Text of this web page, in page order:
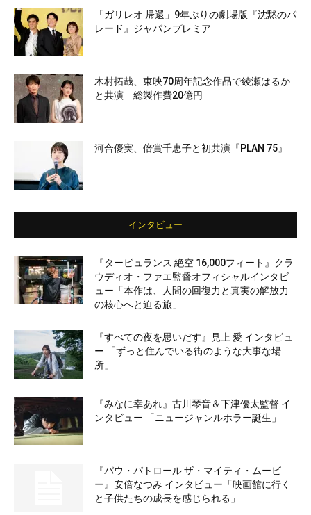
「ガリレオ 帰還」9年ぶりの劇場版『沈黙のパ
レード』ジャパンプレミア
木村拓哉、東映70周年記念作品で綾瀬はるか
と共演 総製作費20億円
河合優実、倍賞千恵子と初共演『PLAN 75』
インタビュー
『タービュランス 絶空 16,000フィート』クラ
ウディオ・ファエ監督オフィシャルインタビ
ュー「本作は、人間の回復力と真実の解放力
の核心へと迫る旅」
『すべての夜を思いだす』見上 愛 インタビュ
ー 「ずっと住んでいる街のような大事な場
所」
『みなに幸あれ』古川琴音＆下津優太監督 イ
ンタビュー 「ニュージャンルホラー誕生」
『パウ・パトロール ザ・マイティ・ムービ
ー』安倍なつみ インタビュー「映画館に行く
と子供たちの成長を感じられる」